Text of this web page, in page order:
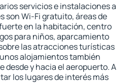
servicios e instalaciones a
son Wi-Fi gratuito, áreas de
en la habitación, centro
para niños, aparcamiento
las atracciones turísticas
alojamientos también
y hacia el aeropuerto. A
los lugares de interés más